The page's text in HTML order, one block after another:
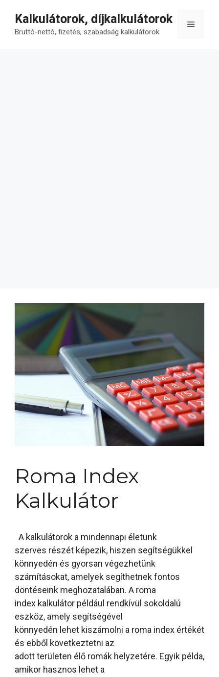
tartalomba
Kalkulátorok, díjkalkulátorok
Bruttó-nettó, fizetés, szabadság kalkulátorok
Menü
Roma Index
Kalkulátor
A kalkulátorok a mindennapi életünk
szerves részét képezik, hiszen segítségükkel
könnyedén és gyorsan végezhetünk
számításokat, amelyek segíthetnek fontos
döntéseink meghozatalában. A roma
index kalkulátor például rendkívül sokoldalú
eszköz, amely segítségével
könnyedén lehet kiszámolni a roma index értékét
és ebből következtetni az
adott területen élő romák helyzetére. Egyik példa,
amikor hasznos lehet a